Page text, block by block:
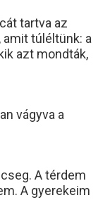
tartva az
túléltünk: a
azt mondták,
vágyva a
A térdem
A gyerekeim